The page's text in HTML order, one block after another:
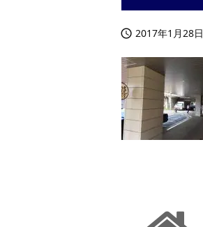
 2017年1月28日